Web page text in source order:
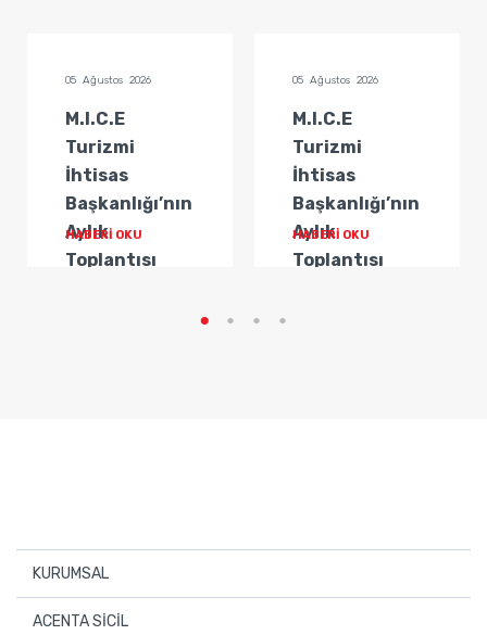
05 Ağustos 2026
M.I.C.E
Turizmi
İhtisas
Başkanlığı’nın
Aylık
Toplantısı
HABERİ OKU
05 Ağustos 2026
M.I.C.E
Turizmi
İhtisas
Başkanlığı’nın
Aylık
Toplantısı
HABERİ OKU
KURUMSAL
Hakkımızda
ACENTA SİCİL